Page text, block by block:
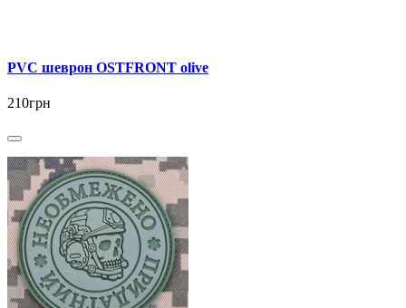
PVC шеврон OSTFRONT olive
210грн